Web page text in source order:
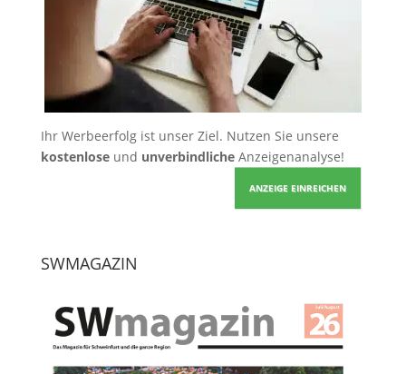
Ihr Werbeerfolg ist unser Ziel. Nutzen Sie unsere
kostenloseund unverbindlicheAnzeigenanalyse!
ANZEIGE EINREICHEN
SWMAGAZIN